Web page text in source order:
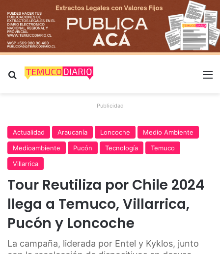
Buscar por
Publicidad
Actualidad Araucanía Loncoche
Medio Ambiente
Medioambiente
Pucón Tecnología
Temuco
Villarrica
Tour Reutiliza por Chile 2024
llega a Temuco, Villarrica,
Pucón y Loncoche
La campaña, liderada por Entel y Kyklos, junto